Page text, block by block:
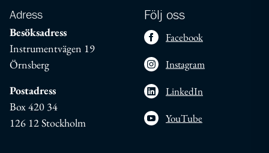
Adress
Besöksadress
Instrumentvägen 19
Örnsberg
Postadress
Box 420 34
126 12 Stockholm
Följ oss
Facebook
Instagram
LinkedIn
YouTube